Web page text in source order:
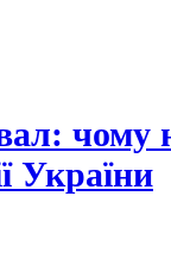
чому
України